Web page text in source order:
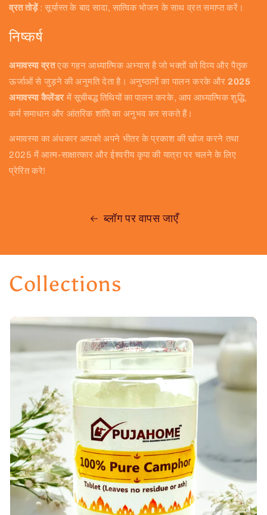
व्रत तोड़ें: सूर्यास्त के बाद सादा, सात्विक भोजन के साथ व्रत समाप्त करें।
निष्कर्ष
अमावस्या व्रतएक गहन आध्यात्मिक अभ्यास है जो भक्तों को दिव्य और पैतृक
ऊर्जाओं से जुड़ने की अनुमति देता है। अनुष्ठानों का पालन करके और 2025
अमावस्या कैलेंडर में सूचीबद्ध तिथियों का पालन करके, आप आध्यात्मिक शुद्धि,
कर्म समाधान और आंतरिक शांति का अनुभव कर सकते हैं।
अमावस्या का अंधकार आपको अपने भीतर के प्रकाश की खोज करने तथा
2025 में आत्म-साक्षात्कार और ईश्वरीय कृपा की यात्रा पर चलने के लिए
प्रेरित करे!
ब्लॉग पर वापस जाएँ
Collections